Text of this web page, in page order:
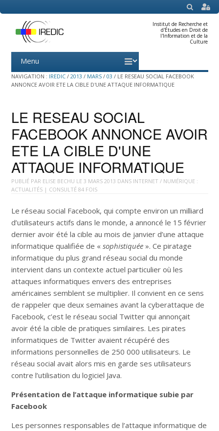
SEARCH
Institut de Recherche et
d'Études en Droit de
l'Information et de la
Culture
Menu
content
NAVIGATION : IREDIC / 2013 / MARS / 03 / LE RESEAU SOCIAL FACEBOOK
ANNONCE AVOIR ETE LA CIBLE D'UNE ATTAQUE INFORMATIQUE
LE RESEAU SOCIAL
FACEBOOK ANNONCE AVOIR
ETE LA CIBLE D'UNE
ATTAQUE INFORMATIQUE
PUBLIÉ PAR ELISE BECHU LE 3 MARS 2013 DANS INTERNET / NUMÉRIQUE :
ACTUALITÉS| CONSULTÉ 84 FOIS
Le réseau social Facebook, qui compte environ un milliard
d’utilisateurs actifs dans le monde, a annoncé le 15 février
dernier avoir été la cible au mois de janvier d’une attaque
informatique qualifiée de « sophistiquée». Ce piratage
informatique du plus grand réseau social du monde
intervient dans un contexte actuel particulier où les
attaques informatiques envers des entreprises
américaines semblent se multiplier. Il convient en ce sens
de rappeler que deux semaines avant la cyberattaque de
Facebook, c’est le réseau social Twitter qui annonçait
avoir été la cible de pratiques similaires. Les pirates
informatiques de Twitter avaient récupéré des
informations personnelles de 250 000 utilisateurs. Le
réseau social avait alors mis en garde ses utilisateurs
contre l’utilisation du logiciel Java.
Présentation de l’attaque informatique subie par
Facebook
Les personnes responsables de l’attaque informatique de